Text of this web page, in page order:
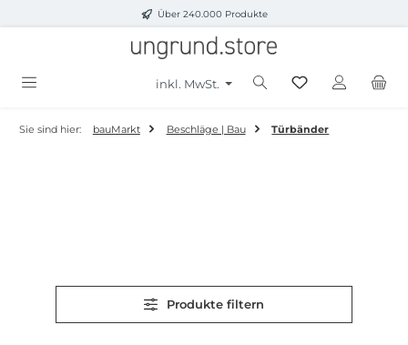
Zum Hauptinhalt springenÜber 240.000 Produkte
inkl. MwSt.
Sie sind hier: bauMarkt Beschläge | Bau Türbänder
Produkte filtern